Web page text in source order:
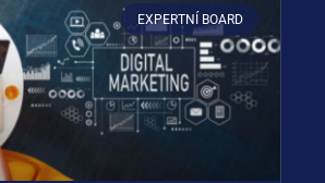
EXPERTNÍ BOARD